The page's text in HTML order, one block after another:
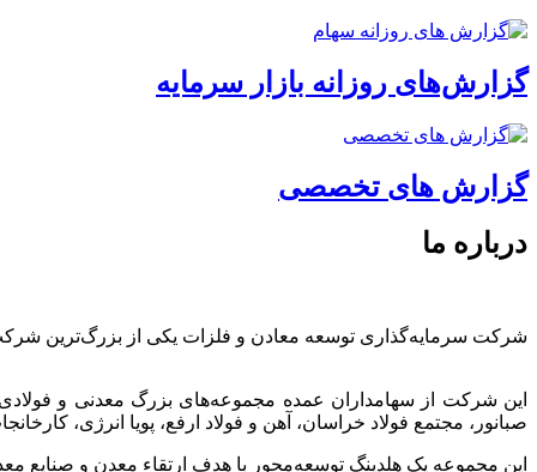
گزارش‌های روزانه بازار سرمایه
گزارش های تخصصی
درباره ما
شرکت سرمایه‌گذاری توسعه معادن و فلزات یکی از بزرگ‌ترین
این شرکت از سهامداران عمده مجموعه‌های بزرگ معدنی و
صبانور، مجتمع فولاد خراسان، آهن و فولاد ارفع، پویا انرژی،
این مجموعه یک هلدینگ توسعه‌محور با هدف ارتقاء معدن و صنایع